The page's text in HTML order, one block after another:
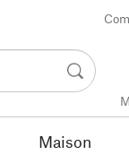
Maison